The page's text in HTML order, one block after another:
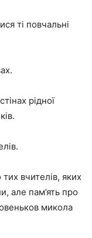
ті повчальні
рідної
вчителів, яких
але пам’ять про
микола